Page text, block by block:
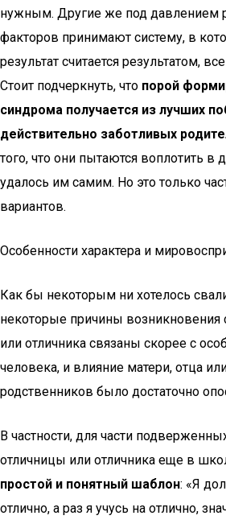
нужным. Другие же под давлением
факторов принимают систему, в
результат считается результатом,
Стоит подчеркнуть, что порой
синдрома получается из лучших
действительно заботливых
того, что они пытаются воплотить в
удалось им самим. Но это только
вариантов.
Особенности характера и
Как бы некоторым ни хотелось
некоторые причины возникновения
или отличника связаны скорее с
человека, и влияние матери, отца
родственников было достаточно
В частности, для части
отличницы или отличника еще в
простой и понятный шаблон: «Я
отлично, а раз я учусь на отлично,